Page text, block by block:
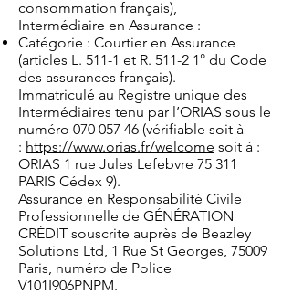
consommation français),
Intermédiaire en Assurance :
Catégorie : Courtier en Assurance
(articles L. 511-1 et R. 511-2 1° du Code
des assurances français).
Immatriculé au Registre unique des
Intermédiaires tenu par l’ORIAS sous le
numéro 070 057 46 (vérifiable soit à
: https://www.orias.fr/welcome soit à :
ORIAS 1 rue Jules Lefebvre 75 311
PARIS Cédex 9).
Assurance en Responsabilité Civile
Professionnelle de GÉNÉRATION
CRÉDIT souscrite auprès de Beazley
Solutions Ltd, 1 Rue St Georges, 75009
Paris, numéro de Police
V101I906PNPM.